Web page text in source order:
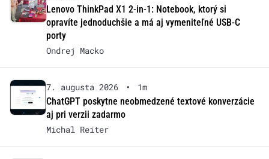
Lenovo ThinkPad X1 2-in-1: Notebook, ktorý si
opravíte jednoduchšie a má aj vymeniteľné USB-C
porty
Ondrej Macko
7. augusta 2026 •
1m
ChatGPT poskytne neobmedzené textové konverzácie
aj pri verzii zadarmo
Michal Reiter